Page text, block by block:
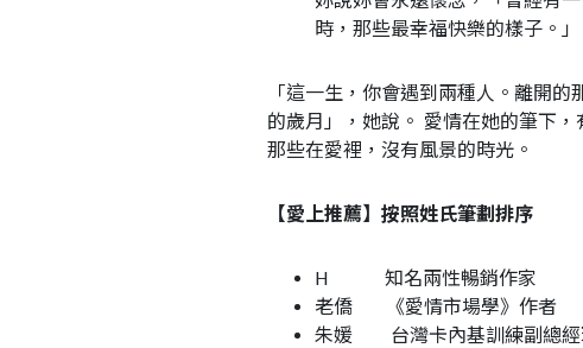
時，那些最幸福快樂的樣子。」
「這一生，你會遇到兩種人。離開
的歲月」，她說。 愛情在她的筆下
那些在愛裡，沒有風景的時光。
【愛上推薦】按照姓氏筆劃排序
H 知名兩性暢銷作家
老僑 《愛情市場學》作者
朱媛 台灣卡內基訓練副總經